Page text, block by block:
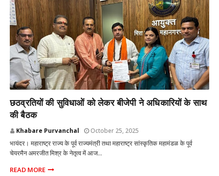
छठव्रतियों की सुविधाओं को लेकर बीजेपी ने अधिकारियों के साथ
की बैठक
Khabare Purvanchal October 25, 2025
भायंदर। महाराष्ट्र राज्य के पूर्व राज्यमंत्री तथा महाराष्ट्र सांस्कृतिक महामंडळ के पूर्व
चेयरमैन अमरजीत मिश्र के नेतृत्व में आज...
READ MORE